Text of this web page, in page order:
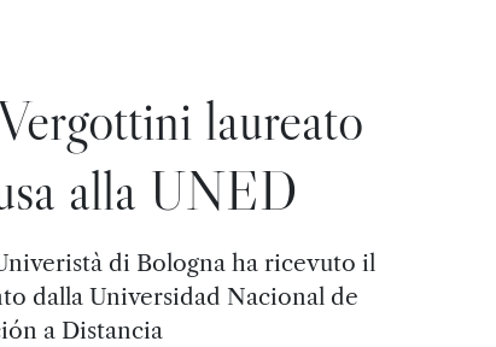
laureato
alla UNED
di Bologna ha ricevuto il
dalla Universidad Nacional de
a Distancia